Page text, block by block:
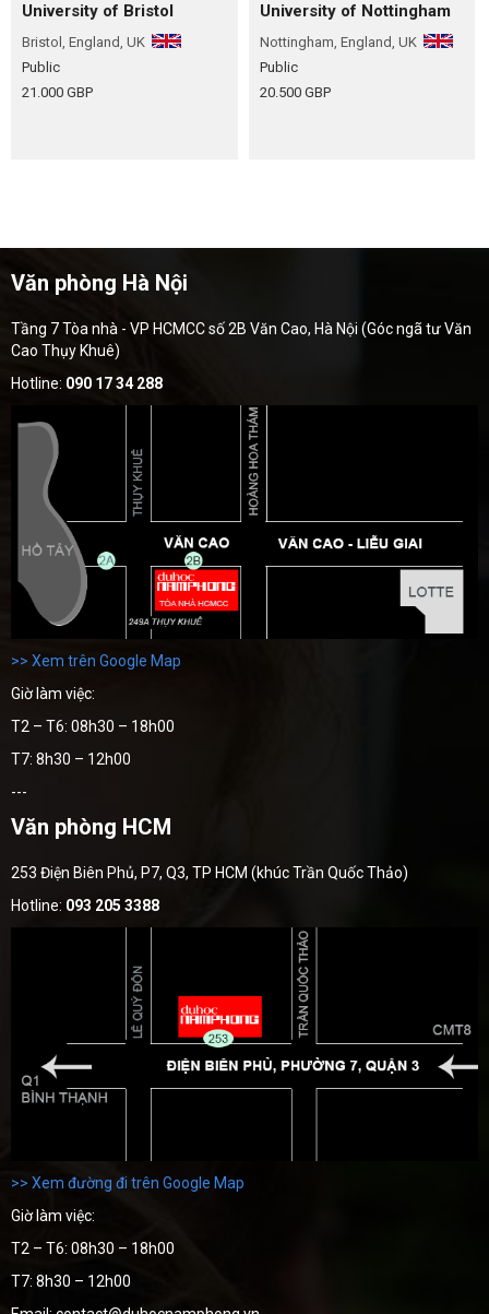
University of Bristol
Bristol, England, UK
Public
21.000 GBP
University of Nottingham
Nottingham, England, UK
Public
20.500 GBP
Văn phòng Hà Nội
Tầng 7 Tòa nhà - VP HCMCC số 2B Văn Cao, Hà Nội (Góc ngã tư Văn
Cao Thụy Khuê)
Hotline: 090 17 34 288
>> Xem trên Google Map
Giờ làm việc:
T2 – T6: 08h30 – 18h00
T7: 8h30 – 12h00
---
Văn phòng HCM
253 Điện Biên Phủ, P7, Q3, TP HCM (khúc Trần Quốc Thảo)
Hotline: 093 205 3388
>> Xem đường đi trên Google Map
Giờ làm việc:
T2 – T6: 08h30 – 18h00
T7: 8h30 – 12h00